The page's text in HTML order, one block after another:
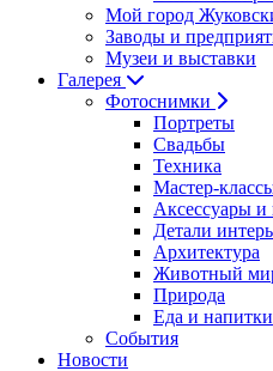
Мой город
Заводы и
Музеи и выставки
Галерея
Фотоснимки
Портреты
Свадьбы
Техника
Мастер-
Аксессуары и
Детали
Архитектура
Животный
Природа
Еда и напитки
События
Новости